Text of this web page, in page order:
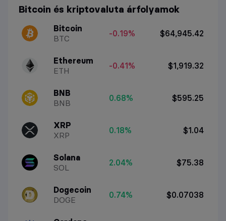
Bitcoin és kriptovaluta árfolyamok
Bitcoin
BTC
-0.19% $64,945.42
Ethereum
ETH
-0.41% $1,919.32
BNB
BNB
0.68% $595.25
XRP
XRP
0.18% $1.04
Solana
SOL
2.04% $75.38
Dogecoin
DOGE
0.74% $0.07038